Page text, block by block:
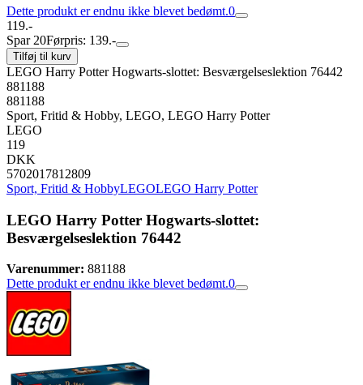
Dette produkt er endnu ikke blevet bedømt.0
119.-
Spar 20Førpris: 139.-
Tilføj til kurv
LEGO Harry Potter Hogwarts-slottet: Besværgelseslektion 76442
881188
881188
Sport, Fritid & Hobby, LEGO, LEGO Harry Potter
LEGO
119
DKK
5702017812809
Sport, Fritid & HobbyLEGOLEGO Harry Potter
LEGO Harry Potter Hogwarts-slottet:
Besværgelseslektion 76442
Varenummer: 881188
Dette produkt er endnu ikke blevet bedømt.0